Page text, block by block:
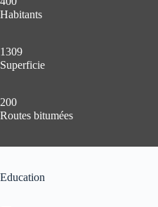
Habitants
1309
Superficie
200
Routes bitumées
Education